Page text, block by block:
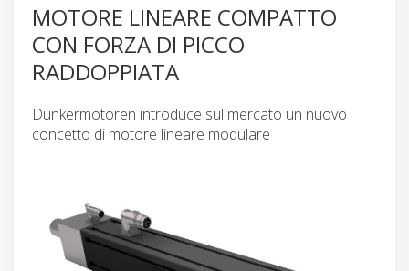
MOTORE LINEARE COMPATTO
CON FORZA DI PICCO
RADDOPPIATA
Dunkermotoren introduce sul mercato un nuovo
concetto di motore lineare modulare